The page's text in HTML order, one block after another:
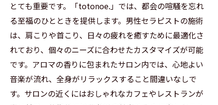
とても重要です。「totonoe.」では、都会の喧騒を忘れ
る至福のひとときを提供します。男性セラピストの施術
は、肩こりや首こり、日々の疲れを癒すために最適化さ
れており、個々のニーズに合わせたカスタマイズが可能
です。アロマの香りに包まれたサロン内では、心地よい
音楽が流れ、全身がリラックスすること間違いなしで
す。サロンの近くにはおしゃれなカフェやレストランが